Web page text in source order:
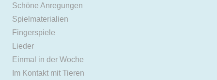
Schöne Anregungen
Spielmaterialien
Fingerspiele
Lieder
Einmal in der Woche
Im Kontakt mit Tieren